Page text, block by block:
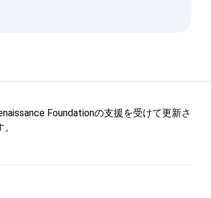
Foundationの支援を受けて更新さ